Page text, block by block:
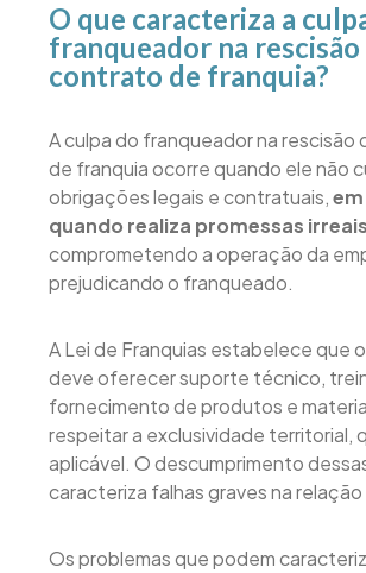
O que caracteriza a
franqueador na rescisão
contrato de franquia?
A culpa do franqueador na rescisão
de franquia ocorre quando ele não
obrigações legais e contratuais,
quando realiza promessas irreais
comprometendo a operação da
prejudicando o franqueado.
A Lei de Franquias estabelece que
deve oferecer suporte técnico,
fornecimento de produtos e
respeitar a exclusividade territorial,
aplicável. O descumprimento
caracteriza falhas graves na
Os problemas que podem